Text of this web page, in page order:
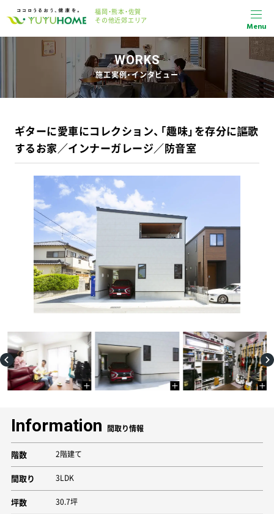
福岡・熊本・佐賀
その他近郊エリア
Menu
WORKS
施工実例・インタビュー
ギターに愛車にコレクション、「趣味」を存分に謳歌
するお家／インナーガレージ／防音室
Information 間取り情報
階数 2階建て
間取り 3LDK
坪数 30.7坪